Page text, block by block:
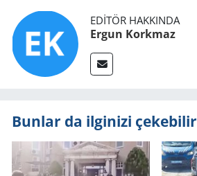
EDITÖR HAKKINDA
Ergun Korkmaz
Bunlar da ilginizi çekebilir